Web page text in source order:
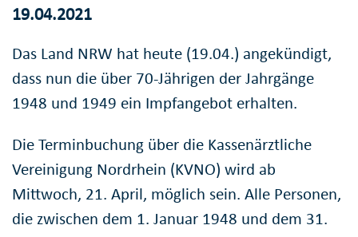
19.04.2021
Das Land NRW hat heute (19.04.) angekündigt,
dass nun die über 70-Jährigen der Jahrgänge
1948 und 1949 ein Impfangebot erhalten.
Die Terminbuchung über die Kassenärztliche
Vereinigung Nordrhein (KVNO) wird ab
Mittwoch, 21. April, möglich sein. Alle Personen,
die zwischen dem 1. Januar 1948 und dem 31.